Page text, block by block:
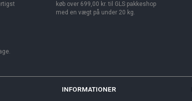
køb over 699,00 kr. til GLS pakkeshop
med en vægt på under 20 kg.
INFORMATIONER